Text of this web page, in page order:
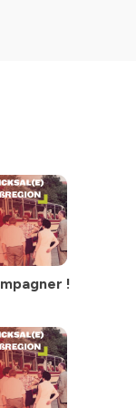
de-
!